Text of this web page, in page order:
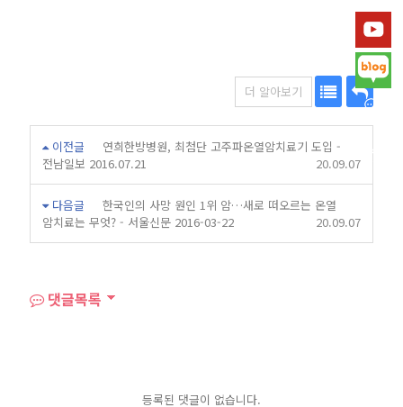
더 알아보기
목
록
답
변
이전글
연희한방병원, 최첨단 고주파온열암치료기 도입 -
전남일보 2016.07.21
20.09.07
다음글
한국인의 사망 원인 1위 암…새로 떠오르는 온열
암치료는 무엇? - 서울신문 2016-03-22
20.09.07
댓글목록
등록된 댓글이 없습니다.